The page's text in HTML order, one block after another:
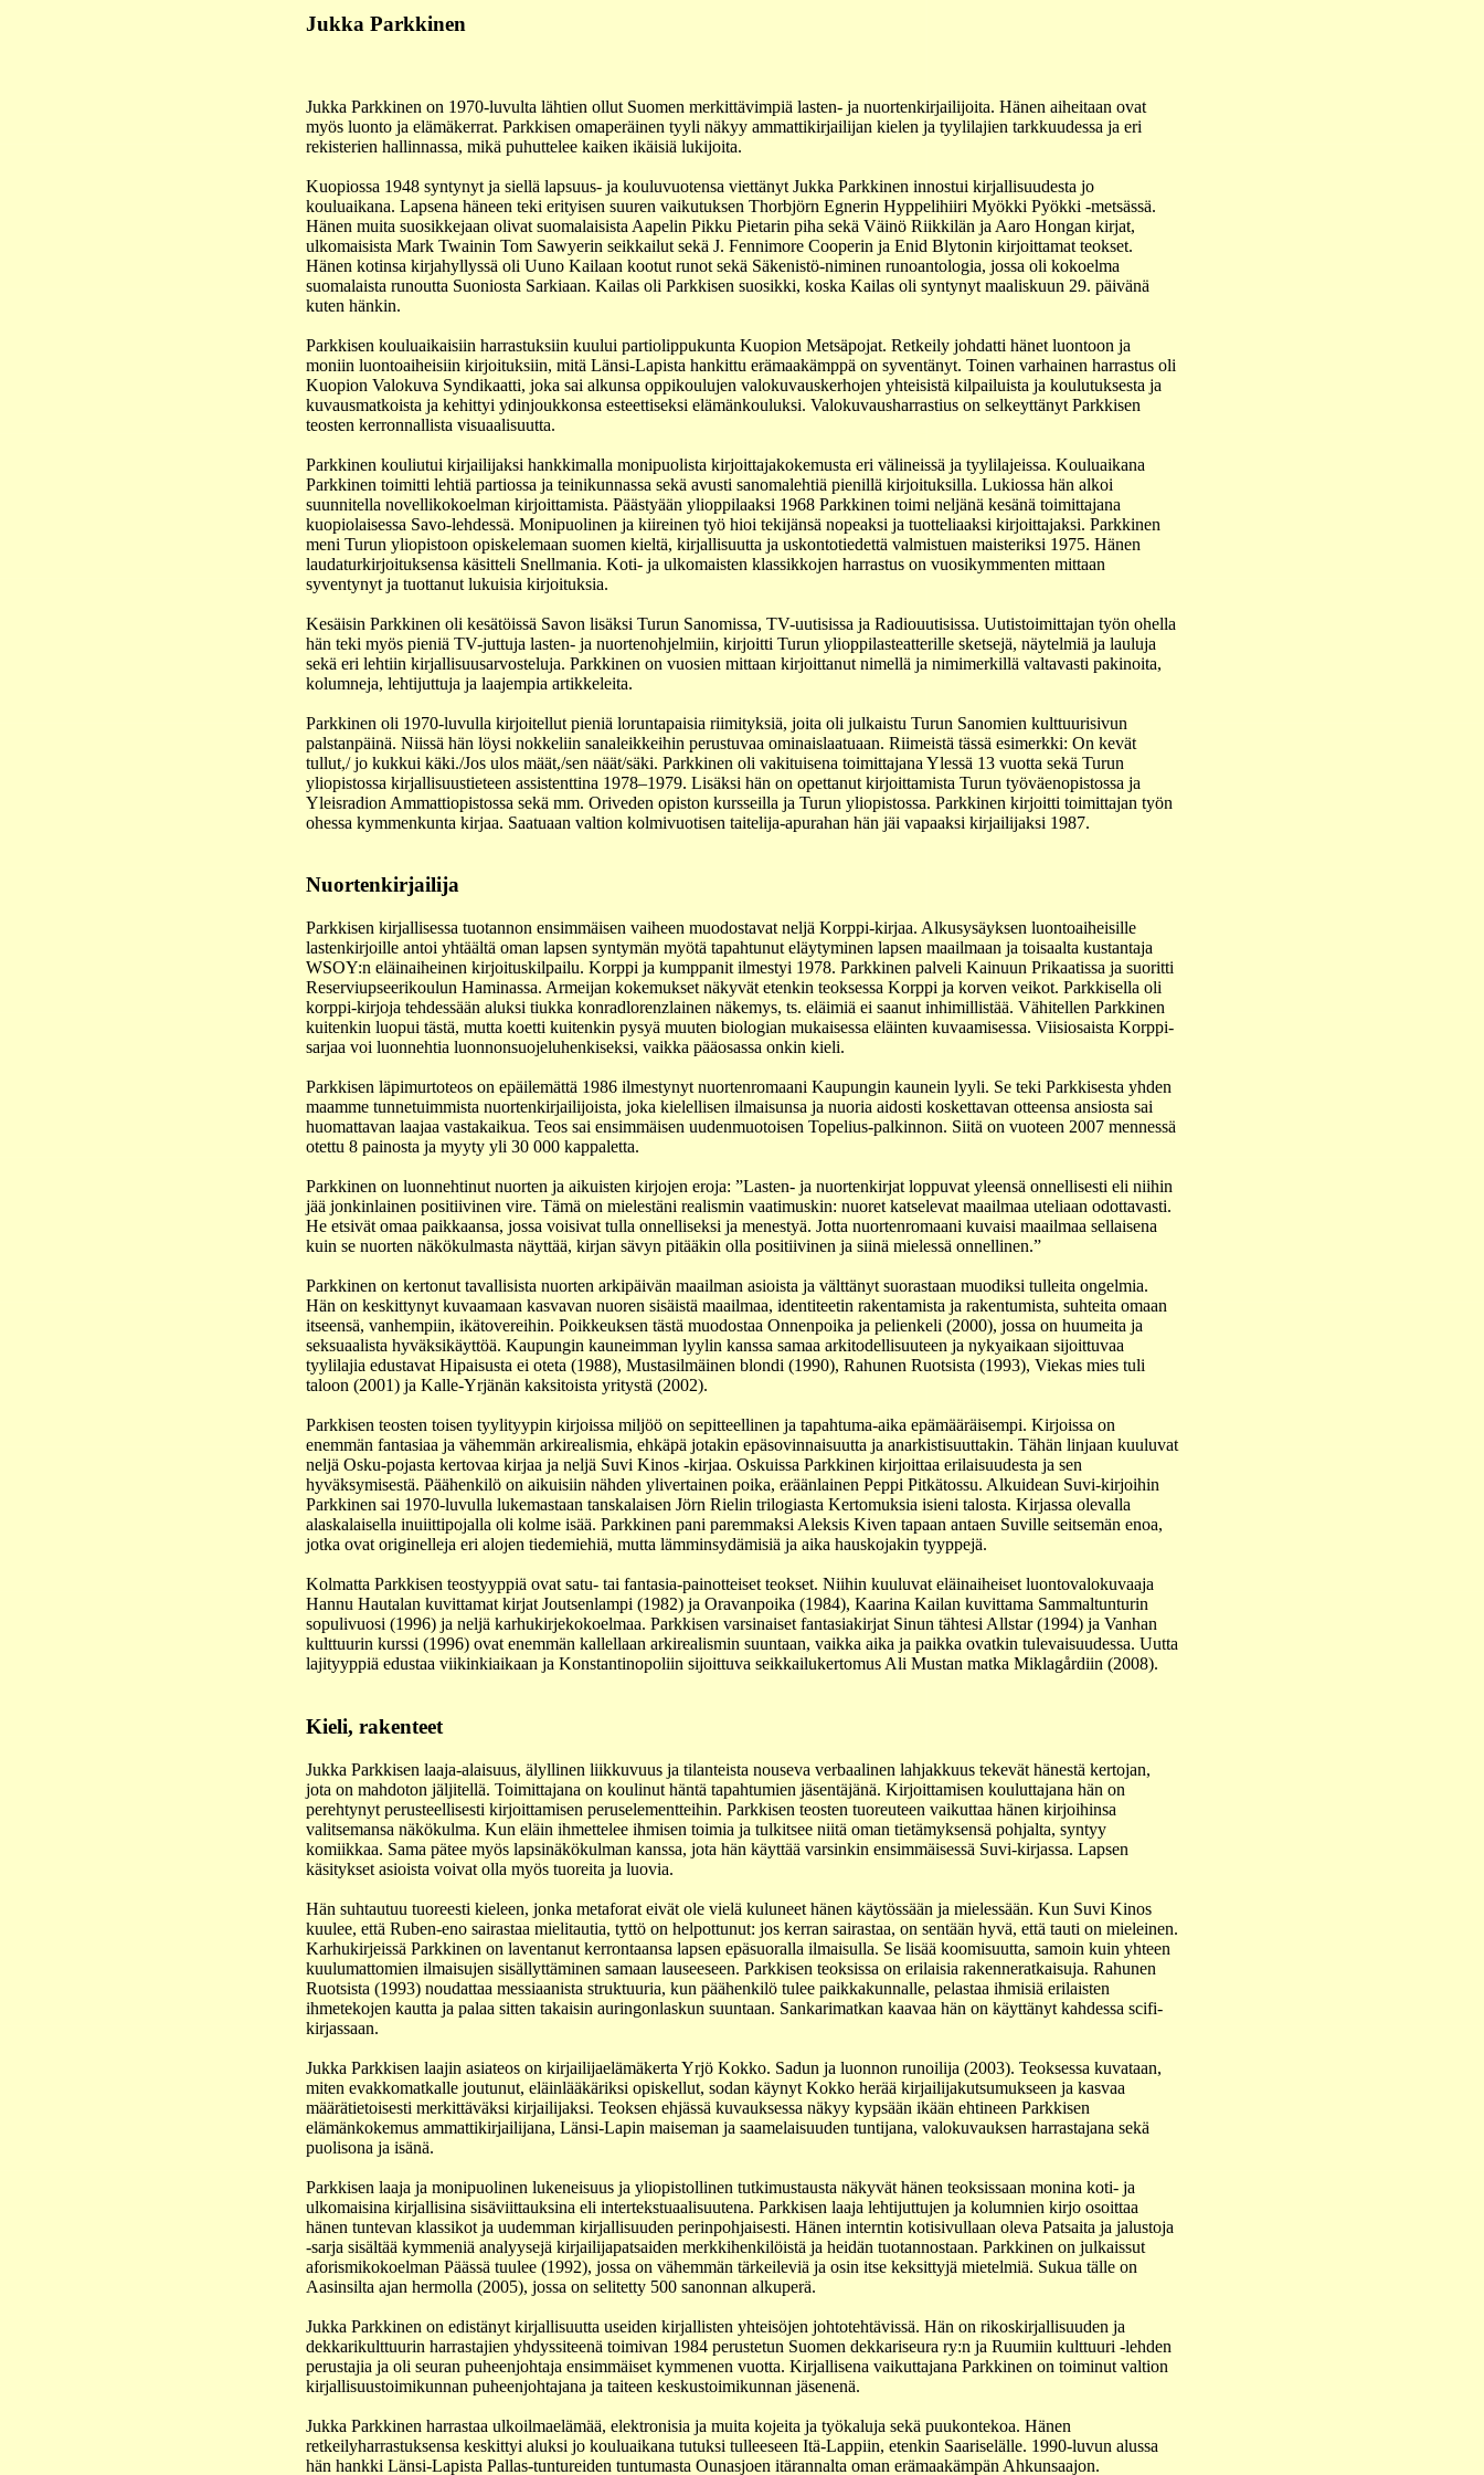
Jukka Parkkinen
Jukka Parkkinen on 1970-luvulta lähtien ollut Suomen merkittävimpiä lasten- ja nuortenkirjailijoita. Hänen aiheitaan ovat
myös luonto ja elämäkerrat. Parkkisen omaperäinen tyyli näkyy ammattikirjailijan kielen ja tyylilajien tarkkuudessa ja eri
rekisterien hallinnassa, mikä puhuttelee kaiken ikäisiä lukijoita.
Kuopiossa 1948 syntynyt ja siellä lapsuus- ja kouluvuotensa viettänyt Jukka Parkkinen innostui kirjallisuudesta jo
kouluaikana. Lapsena häneen teki erityisen suuren vaikutuksen Thorbjörn Egnerin Hyppelihiiri Myökki Pyökki -metsässä.
Hänen muita suosikkejaan olivat suomalaisista Aapelin Pikku Pietarin piha sekä Väinö Riikkilän ja Aaro Hongan kirjat,
ulkomaisista Mark Twainin Tom Sawyerin seikkailut sekä J. Fennimore Cooperin ja Enid Blytonin kirjoittamat teokset.
Hänen kotinsa kirjahyllyssä oli Uuno Kailaan kootut runot sekä Säkenistö-niminen runoantologia, jossa oli kokoelma
suomalaista runoutta Suoniosta Sarkiaan. Kailas oli Parkkisen suosikki, koska Kailas oli syntynyt maaliskuun 29. päivänä
kuten hänkin.
Parkkisen kouluaikaisiin harrastuksiin kuului partiolippukunta Kuopion Metsäpojat. Retkeily johdatti hänet luontoon ja
moniin luontoaiheisiin kirjoituksiin, mitä Länsi-Lapista hankittu erämaakämppä on syventänyt. Toinen varhainen harrastus oli
Kuopion Valokuva Syndikaatti, joka sai alkunsa oppikoulujen valokuvauskerhojen yhteisistä kilpailuista ja koulutuksesta ja
kuvausmatkoista ja kehittyi ydinjoukkonsa esteettiseksi elämänkouluksi. Valokuvausharrastius on selkeyttänyt Parkkisen
teosten kerronnallista visuaalisuutta.
Parkkinen kouliutui kirjailijaksi hankkimalla monipuolista kirjoittajakokemusta eri välineissä ja tyylilajeissa. Kouluaikana
Parkkinen toimitti lehtiä partiossa ja teinikunnassa sekä avusti sanomalehtiä pienillä kirjoituksilla. Lukiossa hän alkoi
suunnitella novellikokoelman kirjoittamista. Päästyään ylioppilaaksi 1968 Parkkinen toimi neljänä kesänä toimittajana
kuopiolaisessa Savo-lehdessä. Monipuolinen ja kiireinen työ hioi tekijänsä nopeaksi ja tuotteliaaksi kirjoittajaksi. Parkkinen
meni Turun yliopistoon opiskelemaan suomen kieltä, kirjallisuutta ja uskontotiedettä valmistuen maisteriksi 1975. Hänen
laudaturkirjoituksensa käsitteli Snellmania. Koti- ja ulkomaisten klassikkojen harrastus on vuosikymmenten mittaan
syventynyt ja tuottanut lukuisia kirjoituksia.
Kesäisin Parkkinen oli kesätöissä Savon lisäksi Turun Sanomissa, TV-uutisissa ja Radiouutisissa. Uutistoimittajan työn ohella
hän teki myös pieniä TV-juttuja lasten- ja nuortenohjelmiin, kirjoitti Turun ylioppilasteatterille sketsejä, näytelmiä ja lauluja
sekä eri lehtiin kirjallisuusarvosteluja. Parkkinen on vuosien mittaan kirjoittanut nimellä ja nimimerkillä valtavasti pakinoita,
kolumneja, lehtijuttuja ja laajempia artikkeleita.
Parkkinen oli 1970-luvulla kirjoitellut pieniä loruntapaisia riimityksiä, joita oli julkaistu Turun Sanomien kulttuurisivun
palstanpäinä. Niissä hän löysi nokkeliin sanaleikkeihin perustuvaa ominaislaatuaan. Riimeistä tässä esimerkki: On kevät
tullut,/ jo kukkui käki./Jos ulos määt,/sen näät/säki. Parkkinen oli vakituisena toimittajana Ylessä 13 vuotta sekä Turun
yliopistossa kirjallisuustieteen assistenttina 1978–1979. Lisäksi hän on opettanut kirjoittamista Turun työväenopistossa ja
Yleisradion Ammattiopistossa sekä mm. Oriveden opiston kursseilla ja Turun yliopistossa. Parkkinen kirjoitti toimittajan työn
ohessa kymmenkunta kirjaa. Saatuaan valtion kolmivuotisen taitelija-apurahan hän jäi vapaaksi kirjailijaksi 1987.
Nuortenkirjailija
Parkkisen kirjallisessa tuotannon ensimmäisen vaiheen muodostavat neljä Korppi-kirjaa. Alkusysäyksen luontoaiheisille
lastenkirjoille antoi yhtäältä oman lapsen syntymän myötä tapahtunut eläytyminen lapsen maailmaan ja toisaalta kustantaja
WSOY:n eläinaiheinen kirjoituskilpailu. Korppi ja kumppanit ilmestyi 1978. Parkkinen palveli Kainuun Prikaatissa ja suoritti
Reserviupseerikoulun Haminassa. Armeijan kokemukset näkyvät etenkin teoksessa Korppi ja korven veikot. Parkkisella oli
korppi-kirjoja tehdessään aluksi tiukka konradlorenzlainen näkemys, ts. eläimiä ei saanut inhimillistää. Vähitellen Parkkinen
kuitenkin luopui tästä, mutta koetti kuitenkin pysyä muuten biologian mukaisessa eläinten kuvaamisessa. Viisiosaista Korppi-
sarjaa voi luonnehtia luonnonsuojeluhenkiseksi, vaikka pääosassa onkin kieli.
Parkkisen läpimurtoteos on epäilemättä 1986 ilmestynyt nuortenromaani Kaupungin kaunein lyyli. Se teki Parkkisesta yhden
maamme tunnetuimmista nuortenkirjailijoista, joka kielellisen ilmaisunsa ja nuoria aidosti koskettavan otteensa ansiosta sai
huomattavan laajaa vastakaikua. Teos sai ensimmäisen uudenmuotoisen Topelius-palkinnon. Siitä on vuoteen 2007 mennessä
otettu 8 painosta ja myyty yli 30 000 kappaletta.
Parkkinen on luonnehtinut nuorten ja aikuisten kirjojen eroja: ”Lasten- ja nuortenkirjat loppuvat yleensä onnellisesti eli niihin
jää jonkinlainen positiivinen vire. Tämä on mielestäni realismin vaatimuskin: nuoret katselevat maailmaa uteliaan odottavasti.
He etsivät omaa paikkaansa, jossa voisivat tulla onnelliseksi ja menestyä. Jotta nuortenromaani kuvaisi maailmaa sellaisena
kuin se nuorten näkökulmasta näyttää, kirjan sävyn pitääkin olla positiivinen ja siinä mielessä onnellinen.”
Parkkinen on kertonut tavallisista nuorten arkipäivän maailman asioista ja välttänyt suorastaan muodiksi tulleita ongelmia.
Hän on keskittynyt kuvaamaan kasvavan nuoren sisäistä maailmaa, identiteetin rakentamista ja rakentumista, suhteita omaan
itseensä, vanhempiin, ikätovereihin. Poikkeuksen tästä muodostaa Onnenpoika ja pelienkeli (2000), jossa on huumeita ja
seksuaalista hyväksikäyttöä. Kaupungin kauneimman lyylin kanssa samaa arkitodellisuuteen ja nykyaikaan sijoittuvaa
tyylilajia edustavat Hipaisusta ei oteta (1988), Mustasilmäinen blondi (1990), Rahunen Ruotsista (1993), Viekas mies tuli
taloon (2001) ja Kalle-Yrjänän kaksitoista yritystä (2002).
Parkkisen teosten toisen tyylityypin kirjoissa miljöö on sepitteellinen ja tapahtuma-aika epämääräisempi. Kirjoissa on
enemmän fantasiaa ja vähemmän arkirealismia, ehkäpä jotakin epäsovinnaisuutta ja anarkistisuuttakin. Tähän linjaan kuuluvat
neljä Osku-pojasta kertovaa kirjaa ja neljä Suvi Kinos -kirjaa. Oskuissa Parkkinen kirjoittaa erilaisuudesta ja sen
hyväksymisestä. Päähenkilö on aikuisiin nähden ylivertainen poika, eräänlainen Peppi Pitkätossu. Alkuidean Suvi-kirjoihin
Parkkinen sai 1970-luvulla lukemastaan tanskalaisen Jörn Rielin trilogiasta Kertomuksia isieni talosta. Kirjassa olevalla
alaskalaisella inuiittipojalla oli kolme isää. Parkkinen pani paremmaksi Aleksis Kiven tapaan antaen Suville seitsemän enoa,
jotka ovat originelleja eri alojen tiedemiehiä, mutta lämminsydämisiä ja aika hauskojakin tyyppejä.
Kolmatta Parkkisen teostyyppiä ovat satu- tai fantasia-painotteiset teokset. Niihin kuuluvat eläinaiheiset luontovalokuvaaja
Hannu Hautalan kuvittamat kirjat Joutsenlampi (1982) ja Oravanpoika (1984), Kaarina Kailan kuvittama Sammaltunturin
sopulivuosi (1996) ja neljä karhukirjekokoelmaa. Parkkisen varsinaiset fantasiakirjat Sinun tähtesi Allstar (1994) ja Vanhan
kulttuurin kurssi (1996) ovat enemmän kallellaan arkirealismin suuntaan, vaikka aika ja paikka ovatkin tulevaisuudessa. Uutta
lajityyppiä edustaa viikinkiaikaan ja Konstantinopoliin sijoittuva seikkailukertomus Ali Mustan matka Miklagårdiin (2008).
Kieli, rakenteet
Jukka Parkkisen laaja-alaisuus, älyllinen liikkuvuus ja tilanteista nouseva verbaalinen lahjakkuus tekevät hänestä kertojan,
jota on mahdoton jäljitellä. Toimittajana on koulinut häntä tapahtumien jäsentäjänä. Kirjoittamisen kouluttajana hän on
perehtynyt perusteellisesti kirjoittamisen peruselementteihin. Parkkisen teosten tuoreuteen vaikuttaa hänen kirjoihinsa
valitsemansa näkökulma. Kun eläin ihmettelee ihmisen toimia ja tulkitsee niitä oman tietämyksensä pohjalta, syntyy
komiikkaa. Sama pätee myös lapsinäkökulman kanssa, jota hän käyttää varsinkin ensimmäisessä Suvi-kirjassa. Lapsen
käsitykset asioista voivat olla myös tuoreita ja luovia.
Hän suhtautuu tuoreesti kieleen, jonka metaforat eivät ole vielä kuluneet hänen käytössään ja mielessään. Kun Suvi Kinos
kuulee, että Ruben-eno sairastaa mielitautia, tyttö on helpottunut: jos kerran sairastaa, on sentään hyvä, että tauti on mieleinen.
Karhukirjeissä Parkkinen on laventanut kerrontaansa lapsen epäsuoralla ilmaisulla. Se lisää koomisuutta, samoin kuin yhteen
kuulumattomien ilmaisujen sisällyttäminen samaan lauseeseen. Parkkisen teoksissa on erilaisia rakenneratkaisuja. Rahunen
Ruotsista (1993) noudattaa messiaanista struktuuria, kun päähenkilö tulee paikkakunnalle, pelastaa ihmisiä erilaisten
ihmetekojen kautta ja palaa sitten takaisin auringonlaskun suuntaan. Sankarimatkan kaavaa hän on käyttänyt kahdessa scifi-
kirjassaan.
Jukka Parkkisen laajin asiateos on kirjailijaelämäkerta Yrjö Kokko. Sadun ja luonnon runoilija (2003). Teoksessa kuvataan,
miten evakkomatkalle joutunut, eläinlääkäriksi opiskellut, sodan käynyt Kokko herää kirjailijakutsumukseen ja kasvaa
määrätietoisesti merkittäväksi kirjailijaksi. Teoksen ehjässä kuvauksessa näkyy kypsään ikään ehtineen Parkkisen
elämänkokemus ammattikirjailijana, Länsi-Lapin maiseman ja saamelaisuuden tuntijana, valokuvauksen harrastajana sekä
puolisona ja isänä.
Parkkisen laaja ja monipuolinen lukeneisuus ja yliopistollinen tutkimustausta näkyvät hänen teoksissaan monina koti- ja
ulkomaisina kirjallisina sisäviittauksina eli intertekstuaalisuutena. Parkkisen laaja lehtijuttujen ja kolumnien kirjo osoittaa
hänen tuntevan klassikot ja uudemman kirjallisuuden perinpohjaisesti. Hänen interntin kotisivullaan oleva Patsaita ja jalustoja
-sarja sisältää kymmeniä analyysejä kirjailijapatsaiden merkkihenkilöistä ja heidän tuotannostaan. Parkkinen on julkaissut
aforismikokoelman Päässä tuulee (1992), jossa on vähemmän tärkeileviä ja osin itse keksittyjä mietelmiä. Sukua tälle on
Aasinsilta ajan hermolla (2005), jossa on selitetty 500 sanonnan alkuperä.
Jukka Parkkinen on edistänyt kirjallisuutta useiden kirjallisten yhteisöjen johtotehtävissä. Hän on rikoskirjallisuuden ja
dekkarikulttuurin harrastajien yhdyssiteenä toimivan 1984 perustetun Suomen dekkariseura ry:n ja Ruumiin kulttuuri -lehden
perustajia ja oli seuran puheenjohtaja ensimmäiset kymmenen vuotta. Kirjallisena vaikuttajana Parkkinen on toiminut valtion
kirjallisuustoimikunnan puheenjohtajana ja taiteen keskustoimikunnan jäsenenä.
Jukka Parkkinen harrastaa ulkoilmaelämää, elektronisia ja muita kojeita ja työkaluja sekä puukontekoa. Hänen
retkeilyharrastuksensa keskittyi aluksi jo kouluaikana tutuksi tulleeseen Itä-Lappiin, etenkin Saariselälle. 1990-luvun alussa
hän hankki Länsi-Lapista Pallas-tuntureiden tuntumasta Ounasjoen itärannalta oman erämaakämpän Ahkunsaajon.